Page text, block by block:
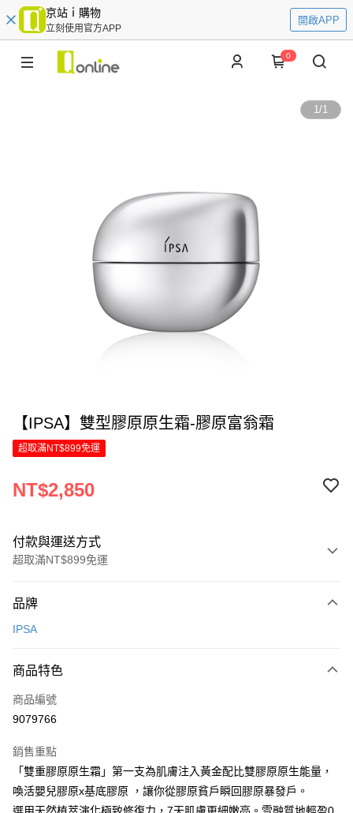
京站ｉ購物
立刻使用官方APP
開啟APP
0
1/1
【IPSA】雙型膠原原生霜-膠原富翁霜
超取滿NT$899免運
NT$2,850
付款與運送方式
超取滿NT$899免運
信用卡一次付款
Apple Pay
街口支付
Google Pay
全盈+PAY
品牌
IPSA
商品特色
商品編號
9079766
銷售重點
「雙重膠原原生霜」第一支為肌膚注入黃金配比雙膠原原生能量，
喚活嬰兒膠原x基底膠原 ，讓你從膠原貧戶瞬回膠原暴發戶。